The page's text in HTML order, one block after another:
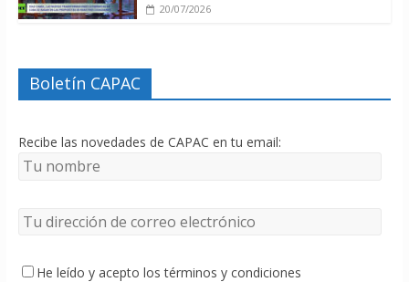
20/07/2026
Boletín CAPAC
Recibe las novedades de CAPAC en tu email:
He leído y acepto los términos y condiciones